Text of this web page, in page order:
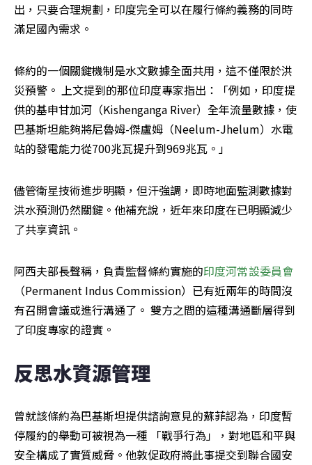
出，只要合理規劃，印度完全可以在履行條約義務的同時
滿足國內需求。
條約的一個關鍵機制是水文數據全面共用，這不僅限於洪
災預警。 上文提到的那位印度專家指出：「例如，印度提
供的基申甘加河（Kishenganga River）全年流量數據，使
巴基斯坦能夠將尼魯姆-傑盧姆（Neelum-Jhelum）水電
站的發電能力從700兆瓦提升到969兆瓦。」
儘管衛星技術進步明顯，但汗強調，即時地面監測數據對
洪水預測仍然關鍵。他補充說，近年來印度在已明顯減少
了共享資訊。
阿西夫部長聲稱，負責監督條約實施的印度河常設委員會
（Permanent Indus Commission）已有近兩年的時間沒
有召開會議或進行溝通了。 雙方之間的這種溝通斷層得到
了印度專家的證實。
反思水資源管理
曾就該條約為巴基斯坦提供諮詢意見的蘇菲認為，印度暫
停履約的舉動可被視為一種 「戰爭行為」，對地區和平與
安全構成了實質威脅。他敦促政府將此事提交到聯合國安